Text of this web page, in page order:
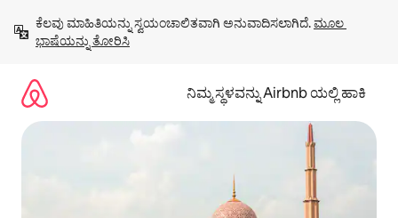
ಹೋಗಿ
ಕೆಲವು ಮಾಹಿತಿಯನ್ನು ಸ್ವಯಂಚಾಲಿತವಾಗಿ ಅನುವಾದಿಸಲಾಗಿದೆ. ಮೂಲ
ಭಾಷೆಯನ್ನು ತೋರಿಸಿ
ನಿಮ್ಮ ಸ್ಥಳವನ್ನು Airbnb ಯಲ್ಲಿ ಹಾಕಿ